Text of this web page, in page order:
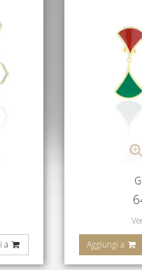
a Aggiungi a